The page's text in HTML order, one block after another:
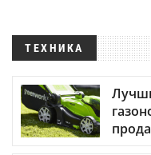
ТЕХНИКА